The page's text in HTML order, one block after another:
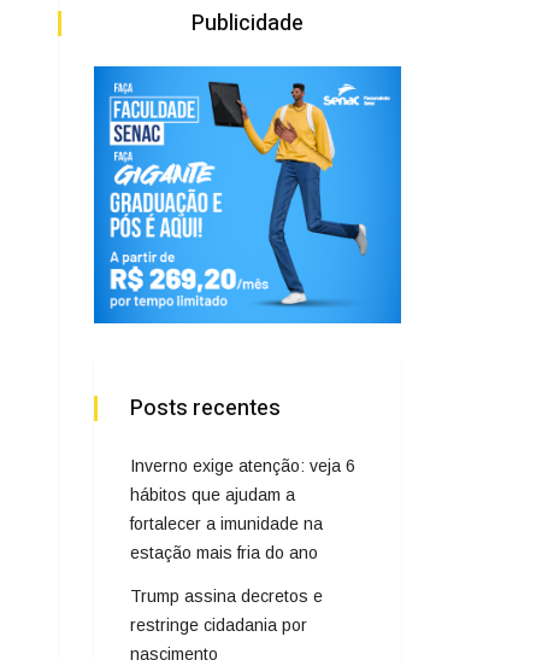
Publicidade
Posts recentes
Inverno exige atenção: veja 6
hábitos que ajudam a
fortalecer a imunidade na
estação mais fria do ano
Trump assina decretos e
restringe cidadania por
nascimento